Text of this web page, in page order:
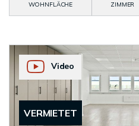
WOHNFLÄCHE
ZIMMER
VERMIETET
Video